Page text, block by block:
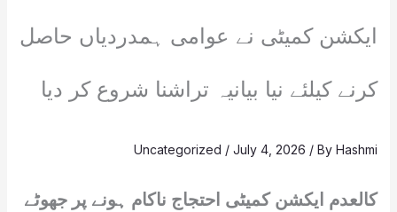
ایکشن کمیٹی نے عوامی ہمدردیاں حاصل
کرنے کیلئے نیا بیانیہ تراشنا شروع کر دیا
Uncategorized /July 4, 2026 / ByHashmi
کالعدم ایکشن کمیٹی احتجاج ناکام ہونے پر جھوٹے